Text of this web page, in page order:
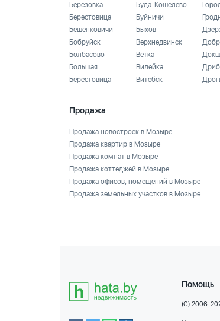
Березовка
Берестовица
Бешенковичи
Бобруйск
Болбасово
Большая
Берестовица
Буда-Кошелево
Буйничи
Быхов
Верхнедвинск
Ветка
Вилейка
Витебск
Продажа
Продажа новостроек в Мозыре
Продажа квартир в Мозыре
Продажа комнат в Мозыре
Продажа коттеджей в Мозыре
Продажа офисов, помещений в Мозыре
Продажа земельных участков в Мозыре
Помощь
(C) 2006-